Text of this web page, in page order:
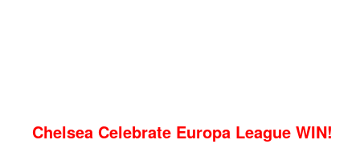
Chelsea Celebrate Europa League WIN!